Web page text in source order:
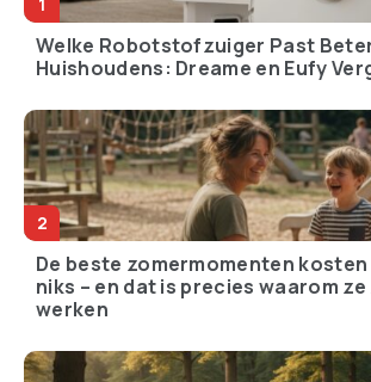
Welke Robotstofzuiger Past
Huishoudens: Dreame en Eufy
De beste zomermomenten kosten
niks – en dat is precies waarom
werken